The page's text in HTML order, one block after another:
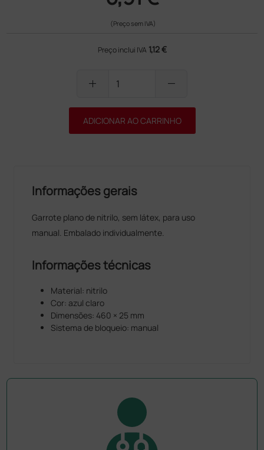
(Preço sem IVA)
Preço inclui IVA 1,12 €
add remove
ADICIONAR AO CARRINHO
Informações gerais
Garrote plano de nitrilo, sem látex, para uso
manual. Embalado individualmente.
Informações técnicas
Material: nitrilo
Cor: azul claro
Dimensões: 460 × 25 mm
Sistema de bloqueio: manual